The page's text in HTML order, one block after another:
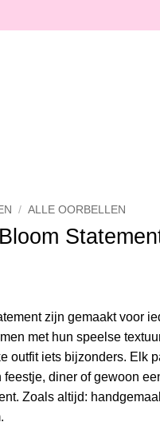
/ ALLE OORBELLEN
zijn gemaakt voor
met hun speelse
outfit iets bijzonders. Elk
diner of gewoon
Zoals altijd: